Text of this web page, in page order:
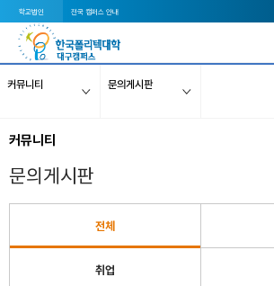
학교법인 전국 캠퍼스 안내
커뮤니티 문의게시판
커뮤니티
문의게시판
전체
취업